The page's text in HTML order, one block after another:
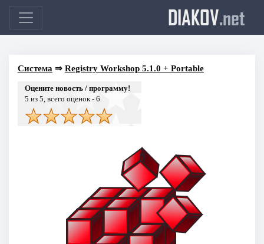
DIAKOV.net
Система ⇒ Registry Workshop 5.1.0 + Portable
Оцените новость / программу!
5 из 5, всего оценок - 6